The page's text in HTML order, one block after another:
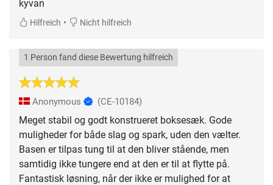
kyvan
Hilfreich • Nicht hilfreich
1 Person fand diese Bewertung hilfreich
Anonymous (CE-10184)
Meget stabil og godt konstrueret boksesæk. Gode
muligheder for både slag og spark, uden den vælter.
Basen er tilpas tung til at den bliver stående, men
samtidig ikke tungere end at den er til at flytte på.
Fantastisk løsning, når der ikke er mulighed for at